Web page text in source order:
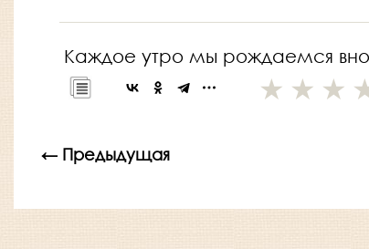
Каждое утро мы рождаемся
← Предыдущая